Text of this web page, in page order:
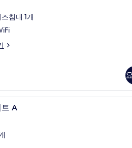
침대 1개
스타일의 인테리어, 각각 다르게 가구 비치
로열 스위트 A | 방음
트 A